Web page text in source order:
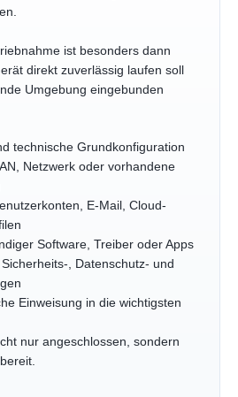
ist besonders dann
direkt zuverlässig laufen soll
Umgebung eingebunden
technische Grundkonfiguration
Netzwerk oder vorhandene
E-Mail, Cloud-
Software, Treiber oder Apps
, Datenschutz- und
Einweisung in die wichtigsten
nur angeschlossen, sondern